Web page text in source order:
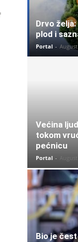
Drvo
plod i
Portal -
Većina
tokom
pećnicu
Portal - August
Bio je